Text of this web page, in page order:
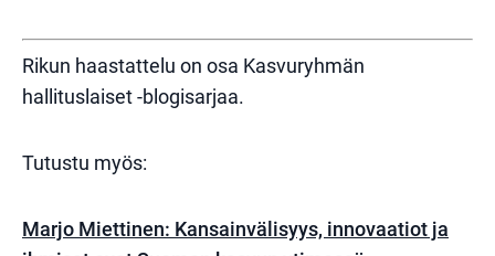
Rikun haastattelu on osa Kasvuryhmän
hallituslaiset -blogisarjaa.
Tutustu myös:
Marjo Miettinen: Kansainvälisyys, innovaatiot ja